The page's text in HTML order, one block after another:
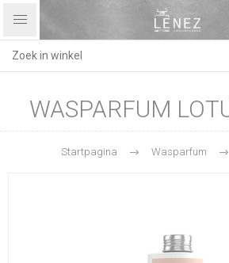
WASPARFUM
Startpagina Wasparfum